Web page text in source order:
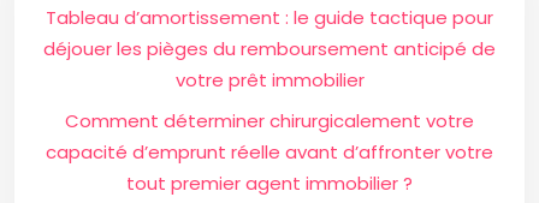
Tableau d’amortissement : le guide tactique pour
déjouer les pièges du remboursement anticipé de
votre prêt immobilier
Comment déterminer chirurgicalement votre
capacité d’emprunt réelle avant d’affronter votre
tout premier agent immobilier ?